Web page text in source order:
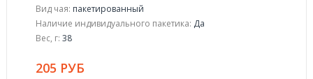
Вид чая: пакетированный
Наличие индивидуального пакетика: Да
Вес, г: 38
205 РУБ